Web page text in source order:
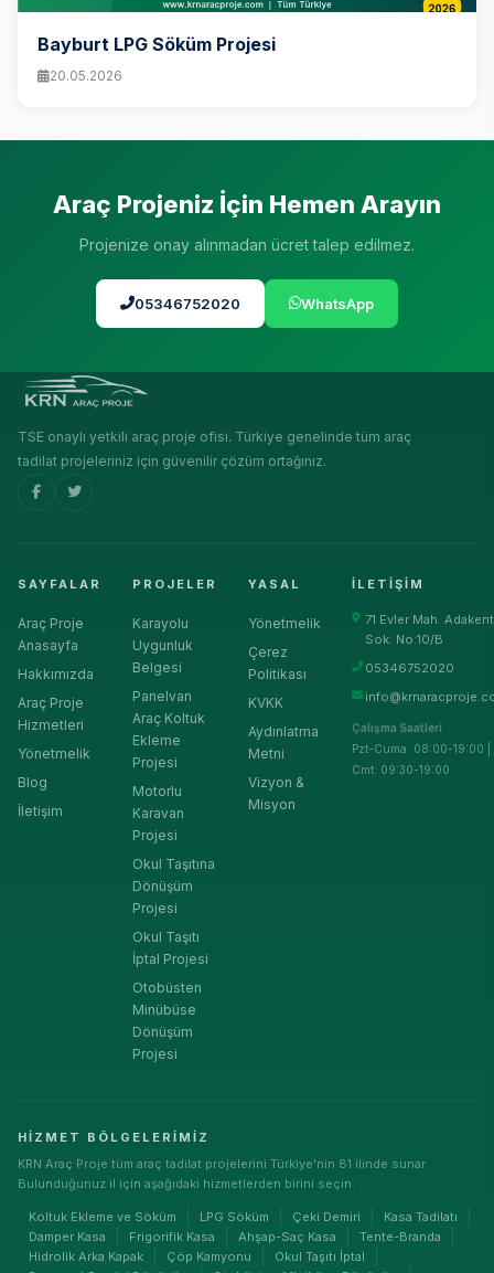
Bayburt LPG Söküm Projesi
20.05.2026
Araç Projeniz İçin Hemen Arayın
Projenize onay alınmadan ücret talep edilmez.
05346752020 WhatsApp
TSE onaylı yetkili araç proje ofisi. Türkiye genelinde tüm araç
tadilat projeleriniz için güvenilir çözüm ortağınız.
SAYFALAR
Araç Proje
Anasayfa
Hakkımızda
Araç Proje
Hizmetleri
Yönetmelik
Blog
İletişim
PROJELER
Karayolu
Uygunluk
Belgesi
Panelvan
Araç Koltuk
Ekleme
Projesi
Motorlu
Karavan
Projesi
Okul Taşıtına
Dönüşüm
Projesi
Okul Taşıtı
İptal Projesi
Otobüsten
Minübüse
Dönüşüm
Projesi
YASAL
Yönetmelik
Çerez
Politikası
KVKK
Aydınlatma
Metni
Vizyon &
Misyon
İLETIŞIM
71 Evler Mah. Adakent
Sok. No:10/B
05346752020
Çalışma Saatleri
Pzt-Cuma: 08:00-19:00 |
Cmt: 09:30-19:00
HIZMET BÖLGELERIMIZ
KRN Araç Proje tüm araç tadilat projelerini Türkiye'nin 81 ilinde sunar.
Bulunduğunuz il için aşağıdaki hizmetlerden birini seçin.
Koltuk Ekleme ve Söküm LPG Söküm Çeki Demiri
Kasa Tadilatı
Damper Kasa
Frigorifik Kasa Ahşap-Saç Kasa
Tente-Branda
Hidrolik Arka Kapak
Çöp Kamyonu
Okul Taşıtı İptal